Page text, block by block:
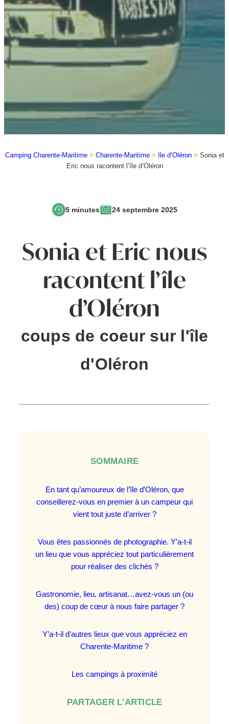
Camping Charente-Maritime> Charente-Maritime> Ile d’Oléron> Sonia et
Eric nous racontent l’île d’Oléron
5 minutes 24 septembre 2025
Sonia et Eric nous
racontent l’île
d’Oléron
coups de coeur sur l'île
d'Oléron
SOMMAIRE
En tant qu’amoureux de l’île d’Oléron, que
conseillerez-vous en premier à un campeur qui
vient tout juste d’arriver ?
Vous êtes passionnés de photographie. Y’a-t-il
un lieu que vous appréciez tout particulièrement
pour réaliser des clichés ?
Gastronomie, lieu, artisanat…avez-vous un (ou
des) coup de cœur à nous faire partager ?
Y’a-t-il d’autres lieux que vous appréciez en
Charente-Maritime ?
Les campings à proximité
PARTAGER L'ARTICLE